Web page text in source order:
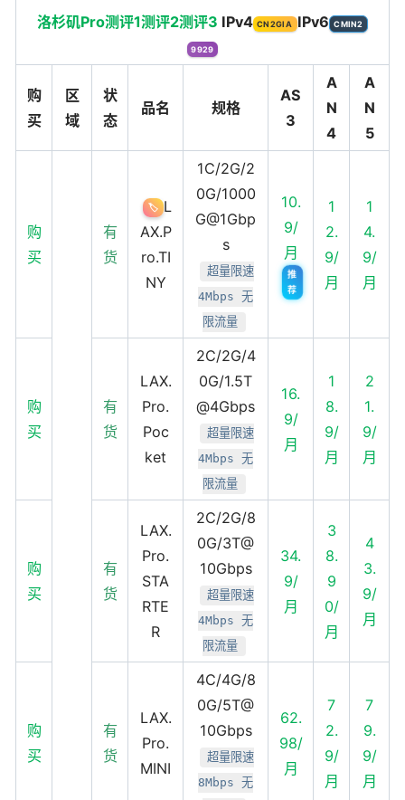
洛杉矶Pro测评1测评2测评3 IPv4 CN2GIA IPv6 CMIN2
9929
购
买
区
域
状
态
品名 规格
AS
3
A
N
4
A
N
5
购
买
有
货
🏷️ L
AX.P
ro.TI
NY
1C/2G/2
0G/1000
G@1Gbp
s
超量限速
4Mbps 无
限流量
10.
9/
月
推
荐
1
2.
9/
月
1
4.
9/
月
购
买
有
货
LAX.
Pro.
Poc
ket
2C/2G/4
0G/1.5T
@4Gbps
超量限速
4Mbps 无
限流量
16.
9/
月
1
8.
9/
月
2
1.
9/
月
购
买
有
货
LAX.
Pro.
STA
RTE
R
2C/2G/8
0G/3T@
10Gbps
超量限速
4Mbps 无
限流量
34.
9/
月
3
8.
9
0/
月
4
3.
9/
月
购
买
有
货
LAX.
Pro.
MINI
4C/4G/8
0G/5T@
10Gbps
超量限速
8Mbps 无
62.
98/
月
7
2.
9/
月
7
9.
9/
月